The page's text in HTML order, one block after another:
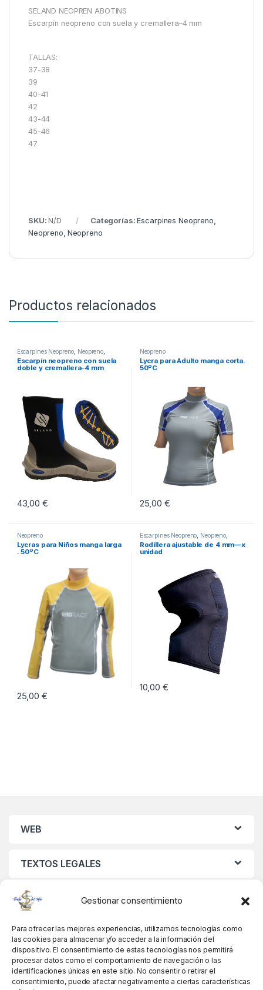
Gestionar consentimiento
Para ofrecer las mejores experiencias, utilizamos tecnologías como
las cookies para almacenar y/o acceder a la información del
dispositivo. El consentimiento de estas tecnologías nos permitirá
procesar datos como el comportamiento de navegación o las
identificaciones únicas en este sitio. No consentir o retirar el
consentimiento, puede afectar negativamente a ciertas características
SELAND NEOPREN ABOTINS
Escarpín neopreno con suela y cremallera–4 mm
TALLAS:
37-38
39
40-41
42
43-44
45-46
47
SKU:N/D Categorías:Escarpines Neopreno
Neopreno Neopreno
Productos relacionados
Escarpines Neopreno Neopreno
Neopreno
Escarpín neopreno con suela
doble y cremallera–4 mm
43,00 €
Neopreno
Lycra para Adulto manga corta.
50ºC
25,00 €
Neopreno
Lycras para Niños manga larga
. 50ºC
25,00 €
Escarpines Neopreno Neopreno
Neopreno
Rodillera ajustable de 4 mm—x
unidad
10,00 €
WEB
TEXTOS LEGALES
MIS DATOS